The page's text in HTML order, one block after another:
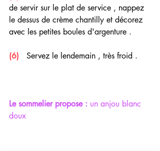
de servir sur le plat de service , nappez
le dessus de crème chantilly et décorez
avec les petites boules d'argenture .
(6)
   Servez le lendemain , très froid .
Le sommelier propose : un anjou blanc
doux